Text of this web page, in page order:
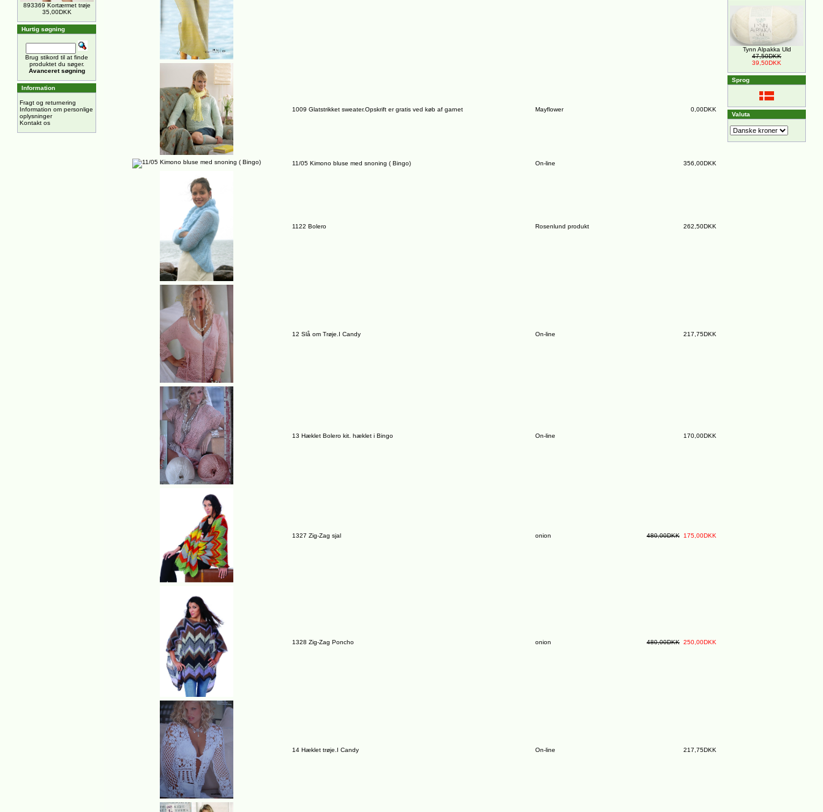
893369 Kortærmet trøje
35,00DKK
Hurtig søgning
Brug stikord til at finde
produktet du søger.
Avanceret søgning
Information
Fragt og returnering
Information om personlige
oplysninger
Kontakt os
1009 Glatstrikket sweater.Opskrift er gratis ved køb af garnet Mayflower 0,00DKK
11/05 Kimono bluse med snoning ( Bingo) On-line 356,00DKK
1122 Bolero Rosenlund produkt 262,50DKK
12 Slå om Trøje.I Candy On-line 217,75DKK
13 Hæklet Bolero kit. hæklet i Bingo On-line 170,00DKK
1327 Zig-Zag sjal onion 480,00DKK 175,00DKK
1328 Zig-Zag Poncho onion 480,00DKK 250,00DKK
14 Hæklet trøje.I Candy On-line 217,75DKK
Tynn Alpakka Uld
47,50DKK
39,50DKK
Sprog
Valuta